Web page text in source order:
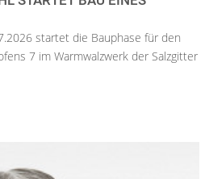
startet die Bauphase für den
7 im Warmwalzwerk der Salzgitter